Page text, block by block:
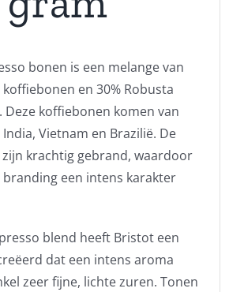
bonen is een melange van
koffiebonen en 30% Robusta
Deze koffiebonen komen van
Vietnam en Brazilië. De
krachtig gebrand, waardoor
branding een intens karakter
blend heeft Bristot een
dat een intens aroma
zeer fijne, lichte zuren. Tonen